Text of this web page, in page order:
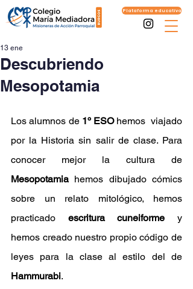
Plataforma educativa
Descubriendo
Mesopotamia
13 ene
Los alumnos de 1º ESO hemos  viajado
por la Historia sin salir de clase. Para
Mesopotamia hemos dibujado cómics
sobre un relato mitológico, hemos
practicado escritura cuneiforme y
hemos creado nuestro propio código de
Hammurabi.